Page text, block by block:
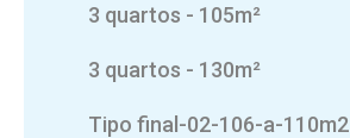
3 quartos - 105m²
3 quartos - 130m²
Tipo final-02-106-a-110m2